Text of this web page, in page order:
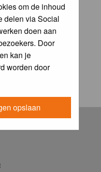
om de inhoud
delen via Social
doen aan
Door
kan je
worden door
opslaan
visit: